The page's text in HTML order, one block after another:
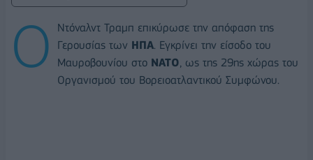
Ο
Ντόναλντ Τραμπ επικύρωσε την απόφαση της
Γερουσίας των ΗΠΑ. Εγκρίνει την είσοδο του
Μαυροβουνίου στο NATO , ως της 29ης χώρας του
Οργανισμού του Βορειοατλαντικού Συμφώνου.